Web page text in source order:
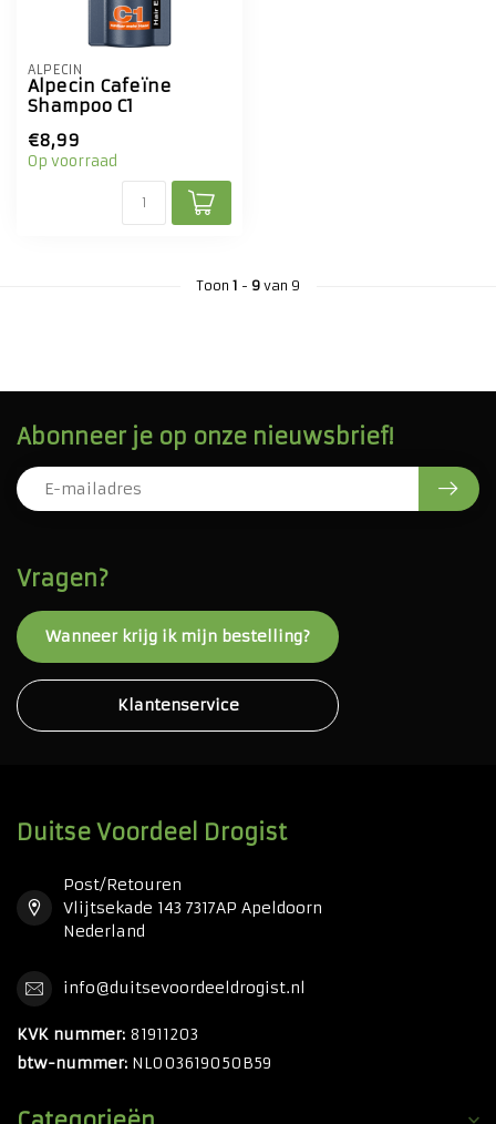
ALPECIN
Alpecin Cafeïne
Shampoo C1
€8,99
Op voorraad
Toon 1 - 9van 9
Vragen?
Wanneer krijg ik mijn bestelling?
Klantenservice
Abonneer je op onze nieuwsbrief!
Duitse Voordeel Drogist
Post/Retouren
Vlijtsekade 143 7317AP Apeldoorn
Nederland
info@duitsevoordeeldrogist.nl
KVK nummer: 81911203
btw-nummer: NL003619050B59